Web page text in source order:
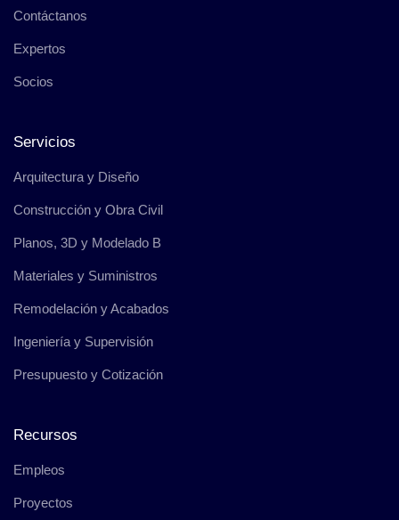
Contáctanos
Expertos
Socios
Servicios
Arquitectura y Diseño
Construcción y Obra Civil
Planos, 3D y Modelado B
Materiales y Suministros
Remodelación y Acabados
Ingeniería y Supervisión
Presupuesto y Cotización
Recursos
Empleos
Proyectos